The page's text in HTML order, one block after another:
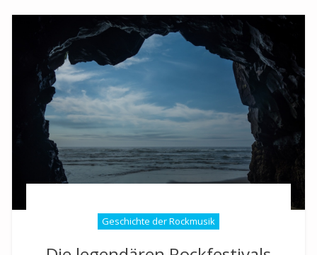
Geschichte der Rockmusik